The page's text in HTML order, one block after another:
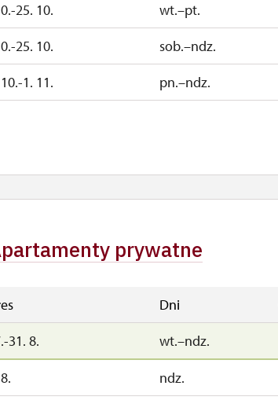
25. 10.
wt.–pt.
25. 10.
sob.–ndz.
1. 11.
pn.–ndz.
prywatne
Dni
31. 8.
wt.–ndz.
ndz.